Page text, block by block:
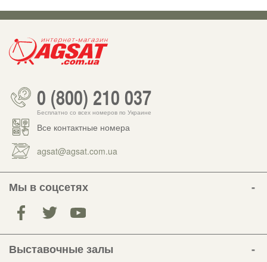
0 (800) 210 037
Бесплатно со всех номеров по Украине
Все контактные номера
agsat@agsat.com.ua
Мы в соцсетях
Выставочные залы